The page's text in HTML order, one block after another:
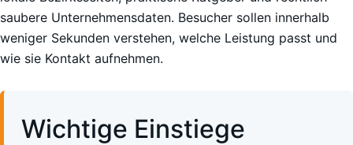
saubere Unternehmensdaten. Besucher sollen innerhalb
weniger Sekunden verstehen, welche Leistung passt und
wie sie Kontakt aufnehmen.
Wichtige Einstiege